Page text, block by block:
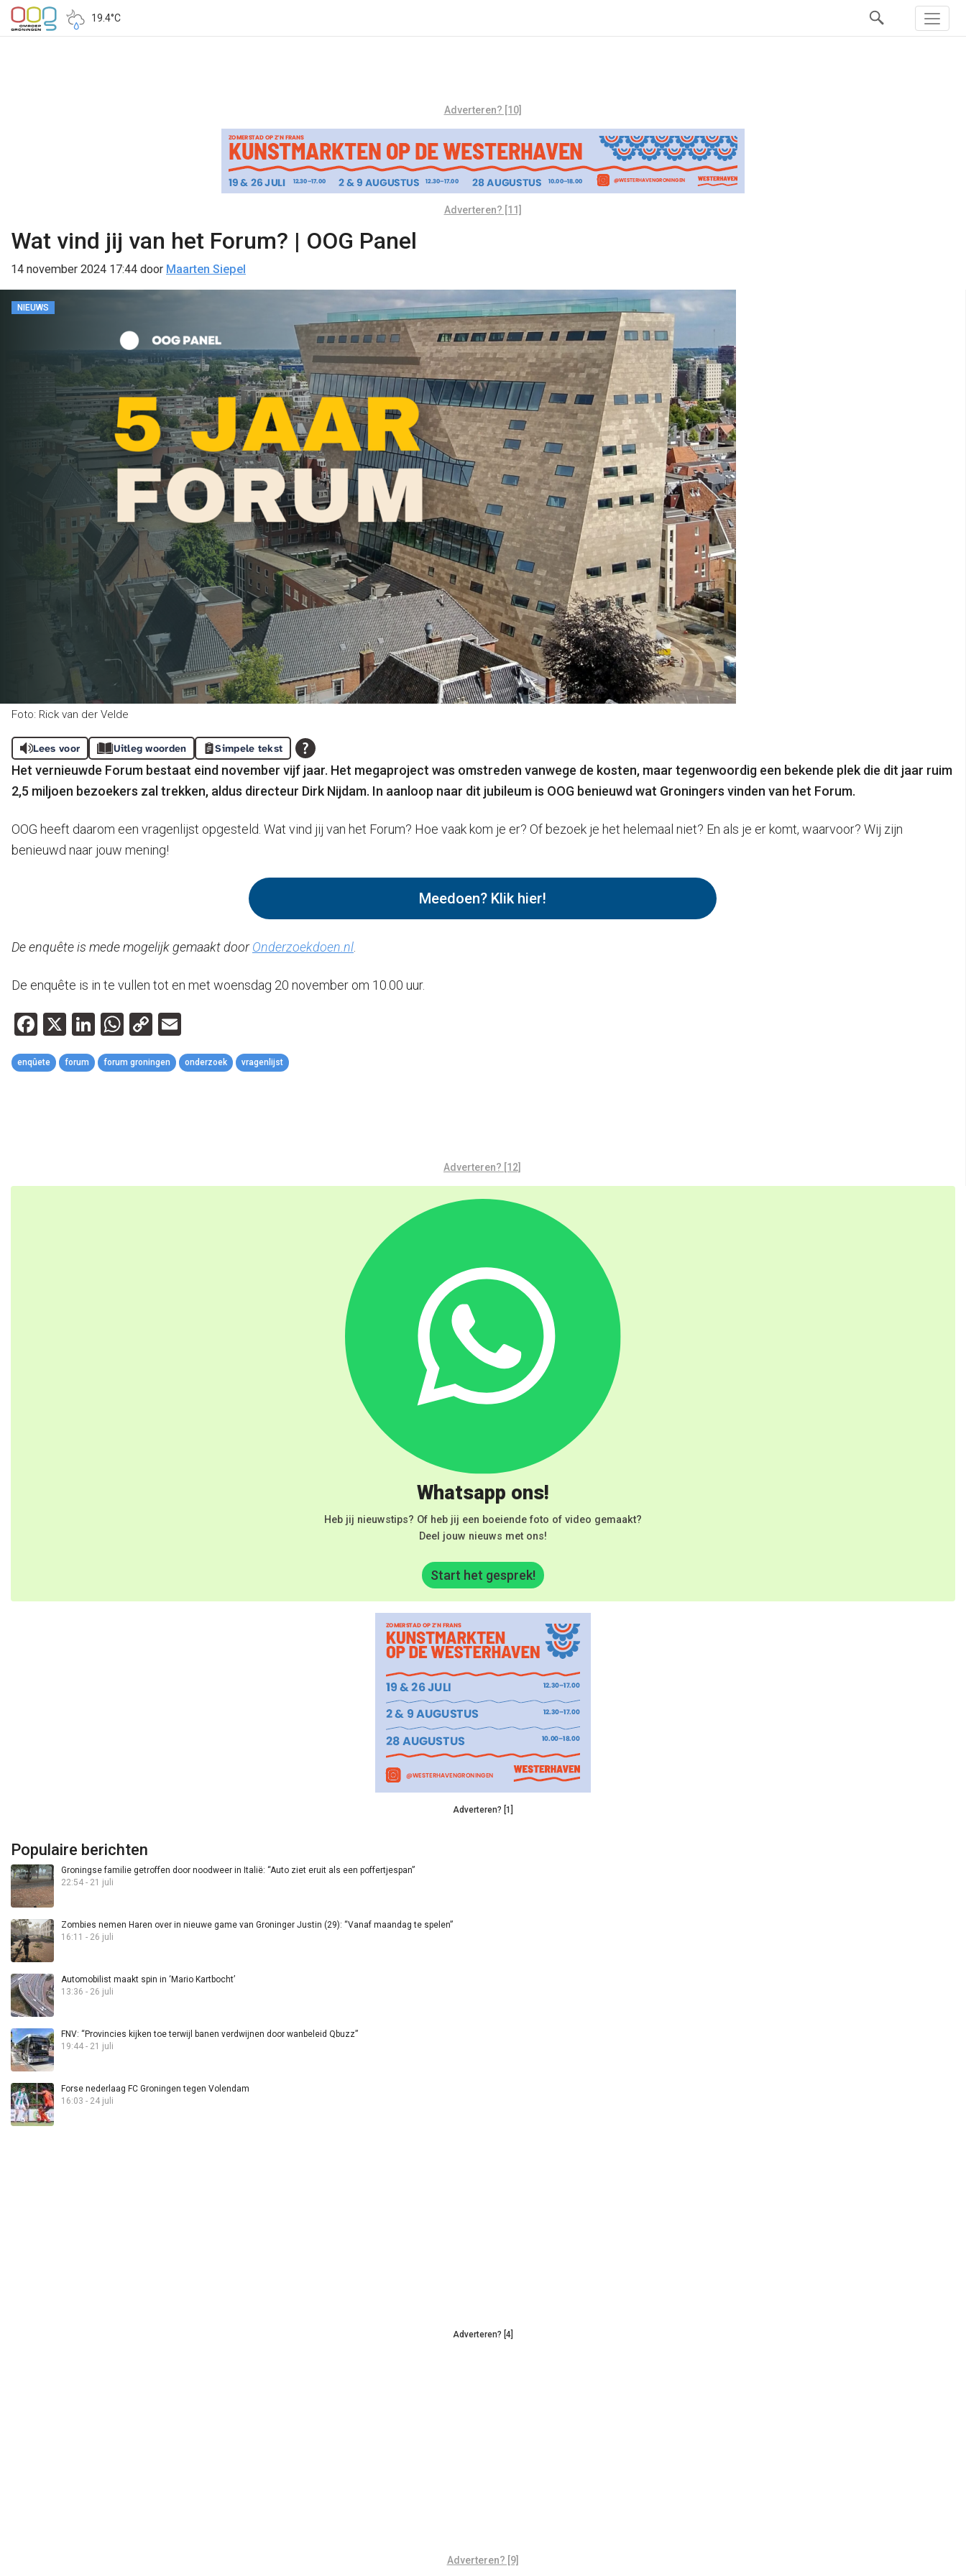
19.4°C
Adverteren? [10]
Adverteren? [11]
Wat vind jij van het Forum? | OOG Panel
14 november 2024 17:44 door Maarten Siepel
NIEUWS
Foto: Rick van der Velde
Lees voor Uitleg woorden Simpele tekst
Het vernieuwde Forum bestaat eind november vijf jaar. Het megaproject was omstreden vanwege de kosten, maar tegenwoordig een bekende plek die dit jaar ruim
2,5 miljoen bezoekers zal trekken, aldus directeur Dirk Nijdam. In aanloop naar dit jubileum is OOG benieuwd wat Groningers vinden van het Forum.
OOG heeft daarom een vragenlijst opgesteld. Wat vind jij van het Forum? Hoe vaak kom je er? Of bezoek je het helemaal niet? En als je er komt, waarvoor? Wij zijn
benieuwd naar jouw mening!
Meedoen? Klik hier!
De enquête is mede mogelijk gemaakt doorOnderzoekdoen.nl
De enquête is in te vullen tot en met woensdag 20 november om 10.00 uur.
Facebook
X LinkedIn
WhatsApp
Copy
Link
enqûete forum forum groningen onderzoek vragenlijst
Adverteren? [12]
Whatsapp ons!
Heb jij nieuwstips? Of heb jij een boeiende foto of video gemaakt?
Deel jouw nieuws met ons!
Start het gesprek!
Adverteren? [1]
Populaire berichten
Groningse familie getroffen door noodweer in Italië: “Auto ziet eruit als een poffertjespan”
22:54 - 21 juli
Zombies nemen Haren over in nieuwe game van Groninger Justin (29): “Vanaf maandag te spelen”
16:11 - 26 juli
Automobilist maakt spin in ‘Mario Kartbocht’
13:36 - 26 juli
FNV: “Provincies kijken toe terwijl banen verdwijnen door wanbeleid Qbuzz”
19:44 - 21 juli
Forse nederlaag FC Groningen tegen Volendam
16:03 - 24 juli
Adverteren? [4]
Adverteren? [9]